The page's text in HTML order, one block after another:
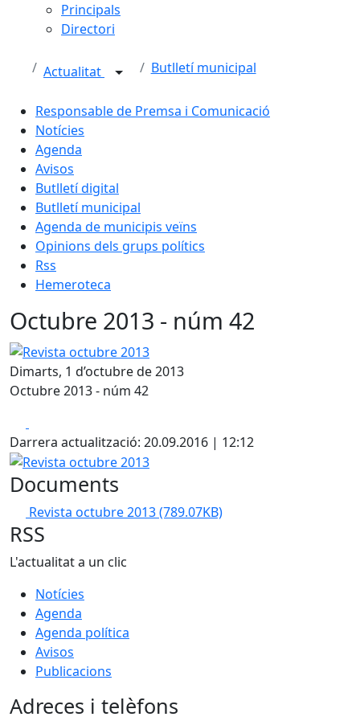
Principals
Directori
Actualitat Butlletí municipal
Responsable de Premsa i Comunicació
Notícies
Agenda
Avisos
Butlletí digital
Butlletí municipal
Agenda de municipis veïns
Opinions dels grups polítics
Rss
Hemeroteca
Octubre 2013 - núm 42
Revista octubre 2013
Dimarts, 1 d’octubre de 2013
Octubre 2013 - núm 42
Darrera actualització: 20.09.2016 | 12:12
Revista octubre 2013
Documents
Revista octubre 2013(789.07KB)
RSS
L'actualitat a un clic
Notícies
Agenda
Agenda política
Avisos
Publicacions
Adreces i telèfons